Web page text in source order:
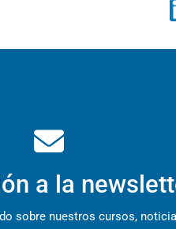
a la
sobre nuestros cursos,